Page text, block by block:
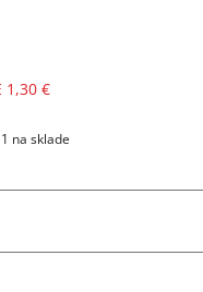
1,30 €
na sklade